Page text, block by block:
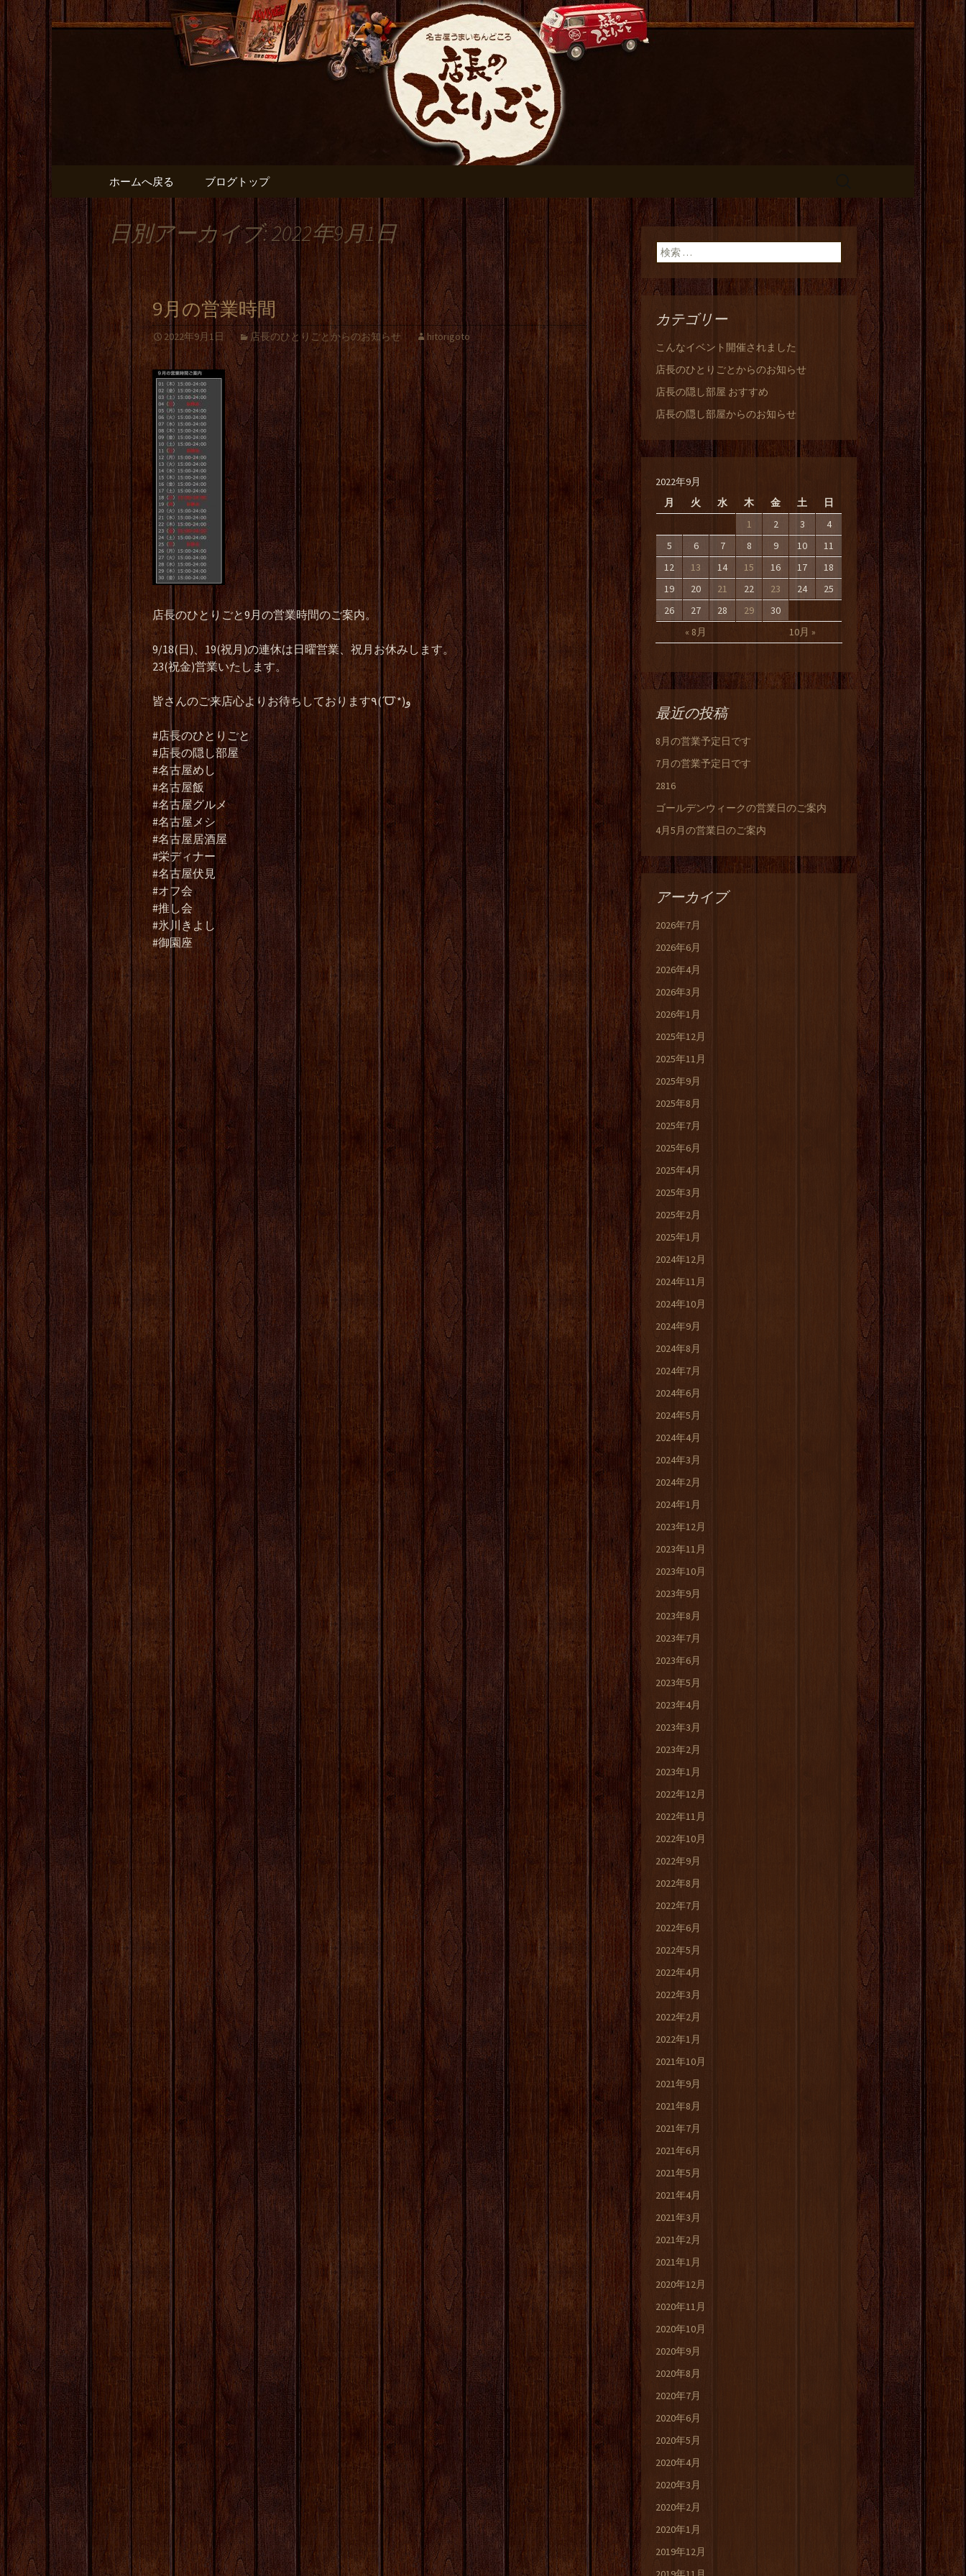
名古屋市伏見の居酒屋【店長のひとりご
出張や観光に名古屋めしがおすすめです
コンテンツへ移動
ホームへ戻る ブログトップ
日別アーカイブ: 2022年9月1日
9月の営業時間
2022年9月1日 店長のひとりごとからのお知らせ hitorigoto
店長のひとりごと9月の営業時間のご案内。
9/18(日)、19(祝月)の連休は日曜営業、祝月お休みします。
23(祝金)営業いたします。
皆さんのご来店心よりお待ちしております٩(ˊᗜˋ*)و
#店長のひとりごと
#店長の隠し部屋
#名古屋めし
#名古屋飯
#名古屋グルメ
#名古屋メシ
#名古屋居酒屋
#栄ディナー
#名古屋伏見
#オフ会
#推し会
#氷川きよし
#御園座
検索:
カテゴリー
こんなイベント開催されました
店長のひとりごとからのお知らせ
店長の隠し部屋 おすすめ
店長の隠し部屋からのお知らせ
2022年9月
月
火 水 木 金 土 日
« 8月 10月 »
1 2 3
4
5
6 7 8 9 10
11
12
13 14 15 16 17
18
19
20 21 22 23 24
25
26
27 28 29 30
最近の投稿
8月の営業予定日です
7月の営業予定日です
2816
ゴールデンウィークの営業日のご案内
4月5月の営業日のご案内
アーカイブ
2026年7月
2026年6月
2026年4月
2026年3月
2026年1月
2025年12月
2025年11月
2025年9月
2025年8月
2025年7月
2025年6月
2025年4月
2025年3月
2025年2月
2025年1月
2024年12月
2024年11月
2024年10月
2024年9月
2024年8月
2024年7月
2024年6月
2024年5月
2024年4月
2024年3月
2024年2月
2024年1月
2023年12月
2023年11月
2023年10月
2023年9月
2023年8月
2023年7月
2023年6月
2023年5月
2023年4月
2023年3月
2023年2月
2023年1月
2022年12月
2022年11月
2022年10月
2022年9月
2022年8月
2022年7月
2022年6月
2022年5月
2022年4月
2022年3月
2022年2月
2022年1月
2021年10月
2021年9月
2021年8月
2021年7月
2021年6月
2021年5月
2021年4月
2021年3月
2021年2月
2021年1月
2020年12月
2020年11月
2020年10月
2020年9月
2020年8月
2020年7月
2020年6月
2020年5月
2020年4月
2020年3月
2020年2月
2020年1月
2019年12月